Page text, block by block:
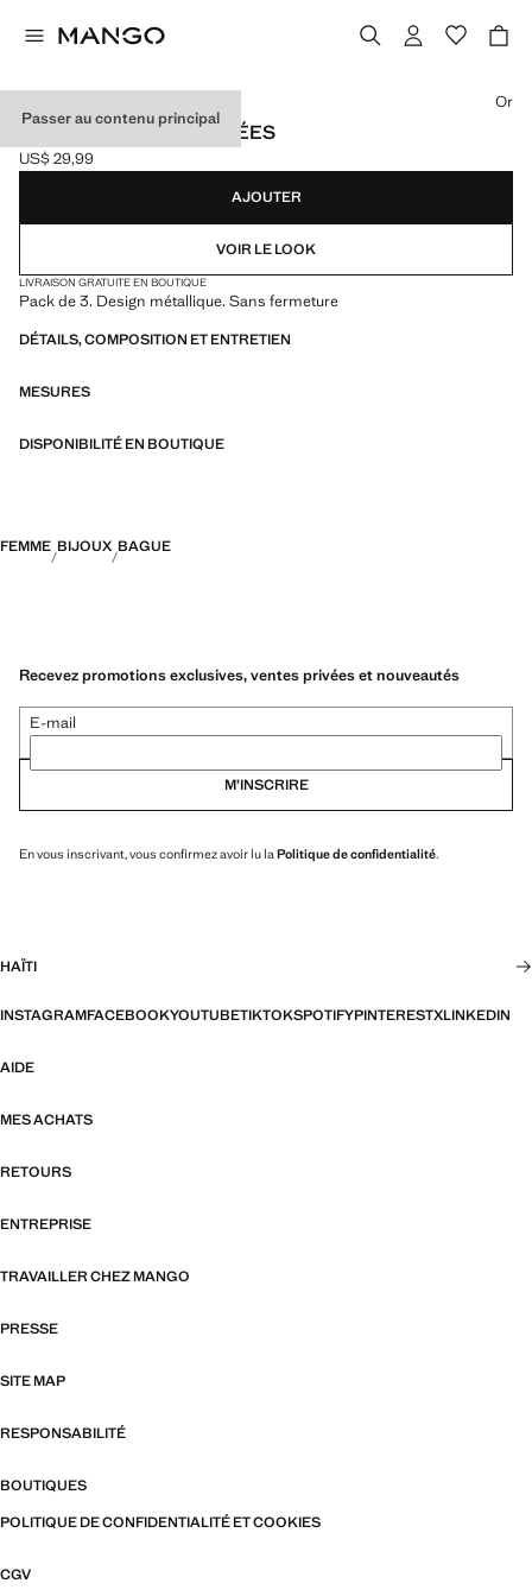
Passer au contenu principal
LOT 3 BAGUES COMBINÉES
Prix actuel [US$ 29,99 ]
US$ 29,99
Choisissez une couleur
Or
AJOUTER
VOIR LE LOOK
LIVRAISON GRATUITE EN BOUTIQUE
Pack de 3. Design métallique. Sans fermeture
DÉTAILS, COMPOSITION ET ENTRETIEN
MESURES
DISPONIBILITÉ EN BOUTIQUE
FEMME BIJOUX BAGUE
Recevez promotions exclusives, ventes privées et nouveautés
E-mail
M’INSCRIRE
En vous inscrivant, vous confirmez avoir lu la Politique de confidentialité.
HAÏTI
INSTAGRAMFACEBOOKYOUTUBETIKTOKSPOTIFYPINTERESTXLINKEDIN
AIDE
MES ACHATS
RETOURS
ENTREPRISE
TRAVAILLER CHEZ MANGO
PRESSE
SITE MAP
RESPONSABILITÉ
BOUTIQUES
POLITIQUE DE CONFIDENTIALITÉ ET COOKIES
CGV